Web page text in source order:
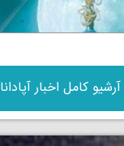
آرشیو کامل اخبار آپادانا